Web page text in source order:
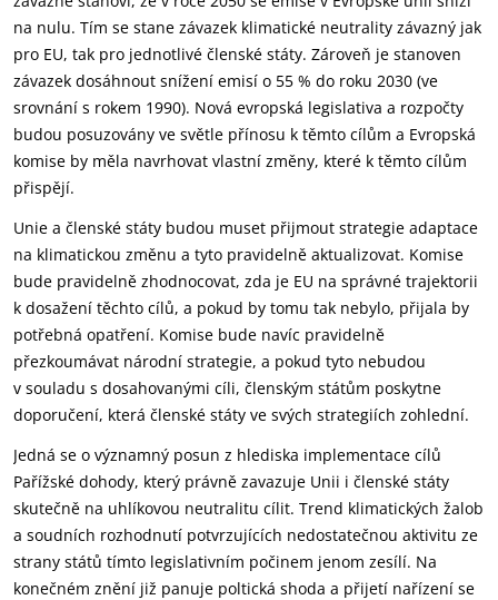
na nulu. Tím se stane závazek klimatické neutrality závazný jak
pro EU, tak pro jednotlivé členské státy. Zároveň je stanoven
závazek dosáhnout snížení emisí o 55 % do roku 2030 (ve
srovnání s rokem 1990). Nová evropská legislativa a rozpočty
budou posuzovány ve světle přínosu k těmto cílům a Evropská
komise by měla navrhovat vlastní změny, které k těmto cílům
přispějí.
Unie a členské státy budou muset přijmout strategie adaptace
na klimatickou změnu a tyto pravidelně aktualizovat. Komise
bude pravidelně zhodnocovat, zda je EU na správné trajektorii
k dosažení těchto cílů, a pokud by tomu tak nebylo, přijala by
potřebná opatření. Komise bude navíc pravidelně
přezkoumávat národní strategie, a pokud tyto nebudou
v souladu s dosahovanými cíli, členským státům poskytne
doporučení, která členské státy ve svých strategiích zohlední.
Jedná se o významný posun z hlediska implementace cílů
Pařížské dohody, který právně zavazuje Unii i členské státy
skutečně na uhlíkovou neutralitu cílit. Trend klimatických žalob
a soudních rozhodnutí potvrzujících nedostatečnou aktivitu ze
strany států tímto legislativním počinem jenom zesílí. Na
konečném znění již panuje poltická shoda a přijetí nařízení se